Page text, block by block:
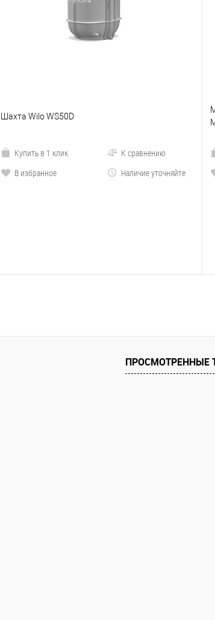
Шахта Wilo WS50D
Купить в 1 клик
К сравнению
В избранное
Наличие уточняйте
ПРОСМОТРЕННЫЕ